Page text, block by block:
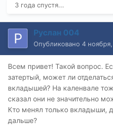
3 года спустя...
Руслан 004
Опубликовано 4
Всем привет! Такой вопрос.
затертый, может ли
вкладышей? На каленвале
сказал они не значительно
Кто менял только вкладыши,
дальше?